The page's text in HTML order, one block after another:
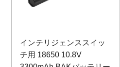
インテリジェンススイッ
チ用 18650 10.8V